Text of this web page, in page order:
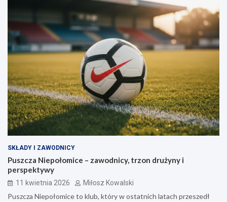
SKŁADY I ZAWODNICY
Puszcza Niepołomice – zawodnicy, trzon drużyny i
perspektywy
11 kwietnia 2026 Miłosz Kowalski
Puszcza Niepołomice to klub, który w ostatnich latach przeszedł